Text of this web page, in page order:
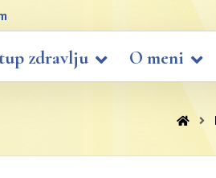
zdravlju O meni